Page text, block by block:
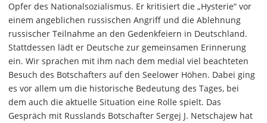
Opfer des Nationalsozialismus. Er kritisiert die „Hysterie“ vor
einem angeblichen russischen Angriff und die Ablehnung
russischer Teilnahme an den Gedenkfeiern in Deutschland.
Stattdessen lädt er Deutsche zur gemeinsamen Erinnerung
ein. Wir sprachen mit ihm nach dem medial viel beachteten
Besuch des Botschafters auf den Seelower Höhen. Dabei ging
es vor allem um die historische Bedeutung des Tages, bei
dem auch die aktuelle Situation eine Rolle spielt. Das
Gespräch mit Russlands Botschafter Sergej J. Netschajew hat